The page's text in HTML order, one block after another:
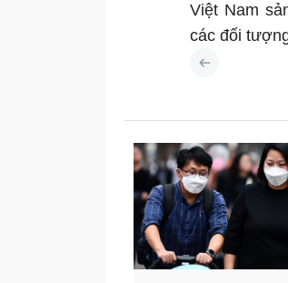
Việt Nam
các đối